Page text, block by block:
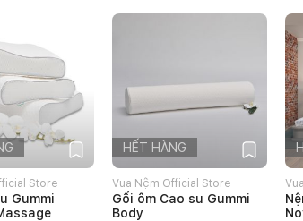
Store
Gummi
HẾT HÀNG
Vua Nệm Official Store
Gối ôm Cao su Gummi
Body